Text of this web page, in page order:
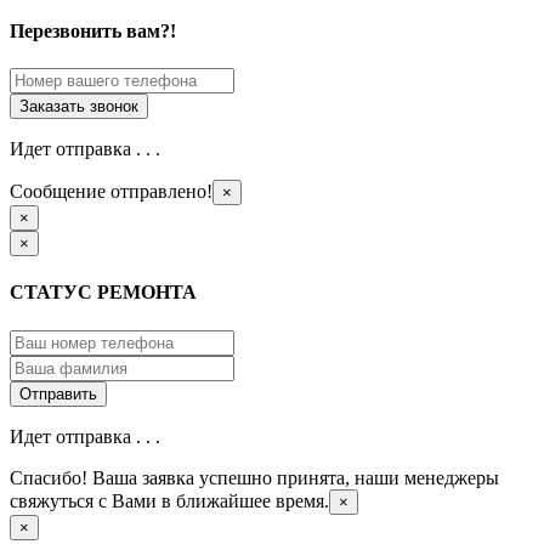
Перезвонить вам?!
Идет отправка . . .
Сообщение отправлено!
×
×
×
СТАТУС РЕМОНТА
Идет отправка . . .
Спасибо! Ваша заявка успешно принята, наши менеджеры
свяжуться с Вами в ближайшее время.
×
×